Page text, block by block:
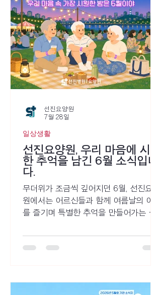
선진요양원, 우리 마음에 시원
한 추억을 남긴 6월 소식입니
다.
무더위가 조금씩 깊어지던 6월, 선진요양
원에서는 어르신들과 함께 여름날의 여유
를 즐기며 특별한 추억을 만들어가는 시
함께 이야기를 나누며 웃음 짓는 시간 속
에서 평범한 하루도 즐거운 기억으로 남
풍경은 조금 달라집니다. 어르신들의 웃음
일상생활
선진요양원
7월 28일